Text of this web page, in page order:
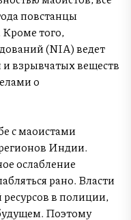
повстанцы
того,
(NIA) ведет
и взрывчатых веществ
о
с маоистами
Индии.
ослабление
рано. Власти
ресурсов в полиции,
Поэтому